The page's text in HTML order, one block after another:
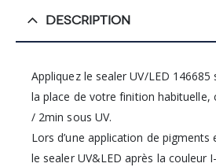
DESCRIPTION
Appliquez le sealer UV/LED
la place de votre finition habituelle,
/ 2min sous UV.
Lors d’une application de
le sealer UV&LED après la couleur